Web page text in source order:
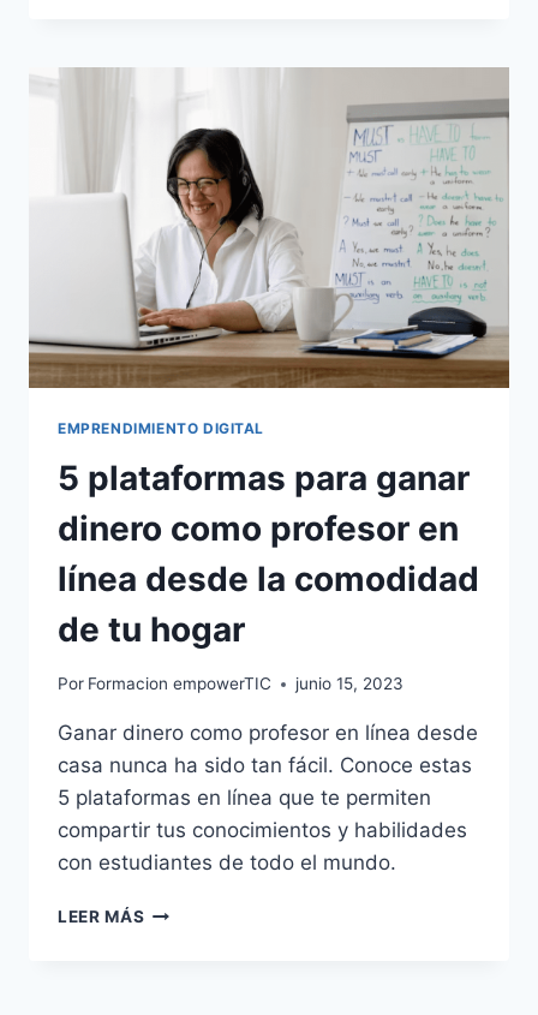
EMPRENDIMIENTO DIGITAL
5 plataformas para ganar
dinero como profesor en
línea desde la comodidad
de tu hogar
Por Formacion empowerTIC junio 15, 2023
Ganar dinero como profesor en línea desde
casa nunca ha sido tan fácil. Conoce estas
5 plataformas en línea que te permiten
compartir tus conocimientos y habilidades
con estudiantes de todo el mundo.
LEER MÁS